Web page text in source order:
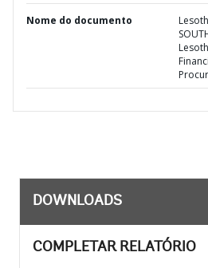
Nome do documento
DOWNLOADS
COMPLETAR RELATÓRIO